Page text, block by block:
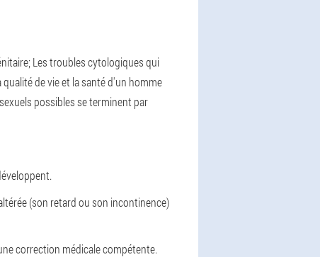
Les troubles cytologiques qui
de vie et la santé d'un homme
possibles se terminent par
(son retard ou son incontinence)
correction médicale compétente.